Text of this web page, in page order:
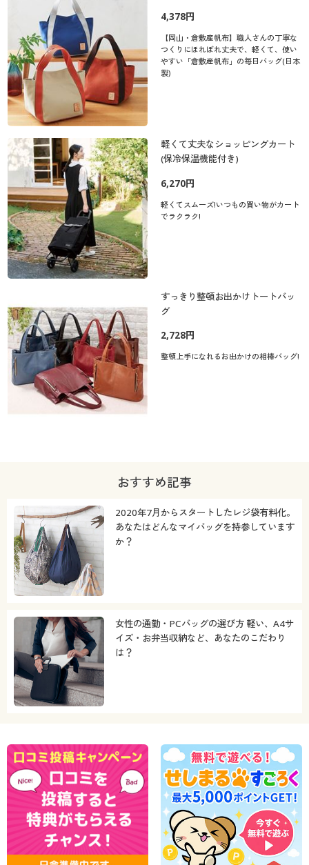
4,378円
【岡山・倉敷産帆布】職人さんの丁寧な
つくりにほれぼれ丈夫で、軽くて、使い
やすい「倉敷産帆布」の毎日バッグ(日本
製)
軽くて丈夫なショッピングカート
(保冷保温機能付き)
6,270円
軽くてスムーズ!いつもの買い物がカート
でラクラク!
すっきり整頓お出かけトートバッ
グ
2,728円
整頓上手になれるお出かけの相棒バッグ!
おすすめ記事
2020年7月からスタートしたレジ袋有料化。
あなたはどんなマイバッグを持参しています
か？
女性の通勤・PCバッグの選び方 軽い、A4サ
イズ・お弁当収納など、あなたのこだわり
は？